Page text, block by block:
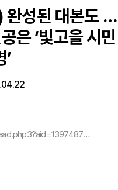
성된 대본도 …
은 ‘빛고을 시민